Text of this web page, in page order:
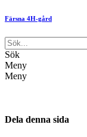
Färsna 4H-gård
Sök
Meny
Meny
Dela denna sida